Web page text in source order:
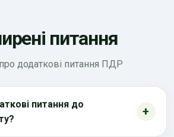
питання
додаткові питання ПДР
питання до